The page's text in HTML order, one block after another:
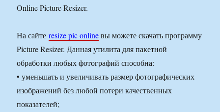
Online Picture Resizer.
На сайтеresize pic onlineвы можете скачать программу
Picture Resizer. Данная утилита для пакетной
обработки любых фотографий способна:
• уменьшать и увеличивать размер фотографических
изображений без любой потери качественных
показателей;